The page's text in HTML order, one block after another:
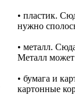
• пластик.
нужно
• металл.
Металл может
• бумага и
картонные